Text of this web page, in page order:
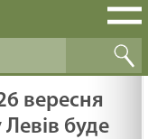
вересня
Левів буде